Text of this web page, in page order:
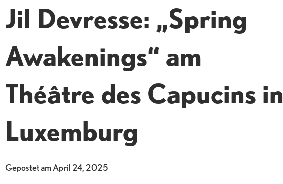
Jil Devresse: „Spring
Awakenings“ am
Théâtre des Capucins in
Luxemburg
Gepostet amApril 24, 2025